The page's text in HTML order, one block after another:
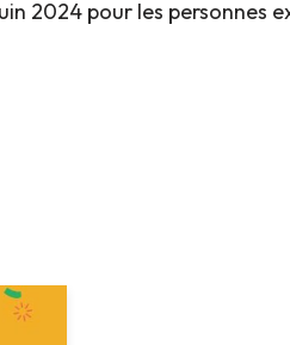
2024 pour les personnes